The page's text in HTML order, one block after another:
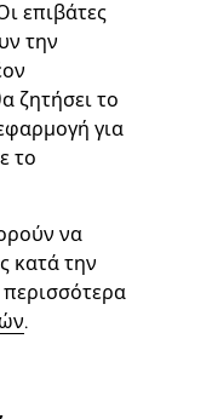
επιβάτες
την
ζητήσει το
για
το
να
κατά την
.